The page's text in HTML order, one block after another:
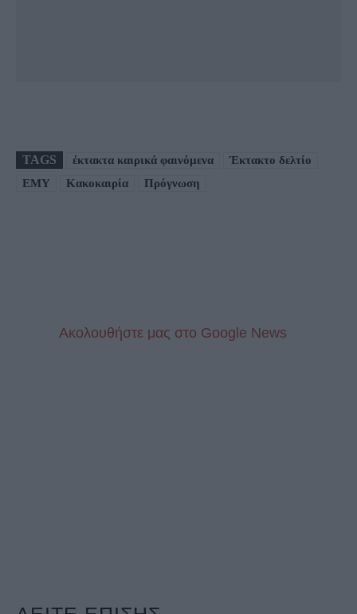
TAGS έκτακτα καιρικά φαινόμενα
Έκτακτο δελτίο
ΕΜΥ
Κακοκαιρία Πρόγνωση
Aκολουθήστε μας στo Google News